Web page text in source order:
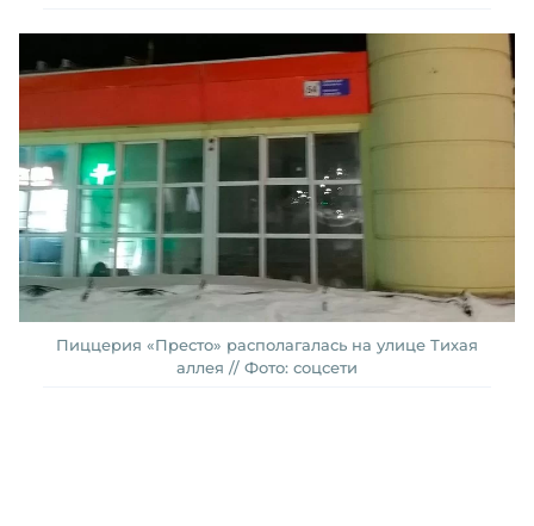
Пиццерия «Престо» располагалась на улице Тихая
аллея // Фото: соцсети